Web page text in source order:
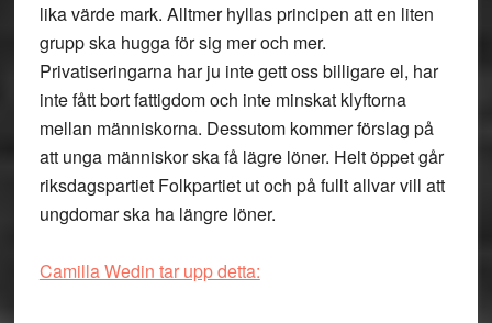
lika värde mark. Alltmer hyllas principen att en liten
grupp ska hugga för sig mer och mer.
Privatiseringarna har ju inte gett oss billigare el, har
inte fått bort fattigdom och inte minskat klyftorna
mellan människorna. Dessutom kommer förslag på
att unga människor ska få lägre löner. Helt öppet går
riksdagspartiet Folkpartiet ut och på fullt allvar vill att
ungdomar ska ha längre löner.
Camilla Wedin tar upp detta: